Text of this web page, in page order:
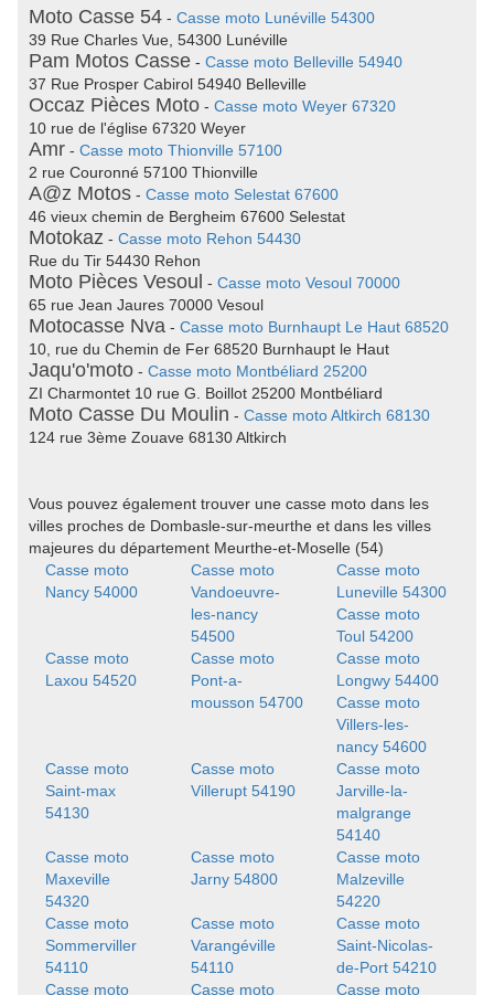
Moto Casse 54 - Casse moto Lunéville 54300
39 Rue Charles Vue, 54300 Lunéville
Pam Motos Casse - Casse moto Belleville 54940
37 Rue Prosper Cabirol 54940 Belleville
Occaz Pièces Moto - Casse moto Weyer 67320
10 rue de l'église 67320 Weyer
Amr - Casse moto Thionville 57100
2 rue Couronné 57100 Thionville
A@z Motos - Casse moto Selestat 67600
46 vieux chemin de Bergheim 67600 Selestat
Motokaz - Casse moto Rehon 54430
Rue du Tir 54430 Rehon
Moto Pièces Vesoul - Casse moto Vesoul 70000
65 rue Jean Jaures 70000 Vesoul
Motocasse Nva - Casse moto Burnhaupt Le Haut 68520
10, rue du Chemin de Fer 68520 Burnhaupt le Haut
Jaqu'o'moto - Casse moto Montbéliard 25200
ZI Charmontet 10 rue G. Boillot 25200 Montbéliard
Moto Casse Du Moulin - Casse moto Altkirch 68130
124 rue 3ème Zouave 68130 Altkirch
Vous pouvez également trouver une casse moto dans les
villes proches de Dombasle-sur-meurthe et dans les villes
majeures du département Meurthe-et-Moselle (54)
Casse moto
Nancy 54000
Casse moto
Vandoeuvre-
les-nancy
54500
Casse moto
Luneville 54300
Casse moto
Toul 54200
Casse moto
Laxou 54520
Casse moto
Pont-a-
mousson 54700
Casse moto
Longwy 54400
Casse moto
Villers-les-
nancy 54600
Casse moto
Saint-max
54130
Casse moto
Villerupt 54190
Casse moto
Jarville-la-
malgrange
54140
Casse moto
Maxeville
54320
Casse moto
Jarny 54800
Casse moto
Malzeville
54220
Casse moto
Sommerviller
54110
Casse moto
Varangéville
54110
Casse moto
Saint-Nicolas-
de-Port 54210
Casse moto
Casse moto
Casse moto